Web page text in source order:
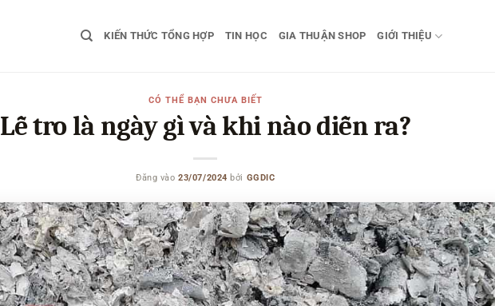
KIẾN THỨC TỔNG HỢP TIN HỌC GIA THUẬN SHOP GIỚI THIỆU
CÓ THỂ BẠN CHƯA BIẾT
Lễ tro là ngày gì và khi nào diễn ra?
Đăng vào23/07/2024 bởi GGDIC